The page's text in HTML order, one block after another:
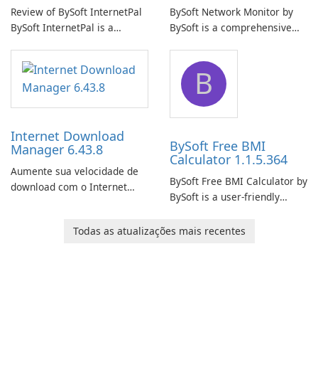
Review of BySoft InternetPal
BySoft InternetPal is a
application designed to
monitor your internet
connection and provide real-
time insights into its
BySoft Network Monitor by
BySoft is a comprehensive
designed to help businesses
effectively manage their
network infrastructure.
Internet Download
Manager 6.43.8
Aumente sua velocidade de
download com o Internet
B
BySoft Free BMI
Calculator 1.1.5.364
BySoft Free BMI Calculator by
BySoft is a user-friendly
designed to help you
Todas as atualizações mais recentes